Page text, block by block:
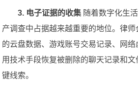
3. 电子证据的收集 随着数字化生
产调查中占据越来越重要的地位。律
的云盘数据、游戏账号交易记录、网络
用技术手段恢复被删除的聊天记录和
键线索。